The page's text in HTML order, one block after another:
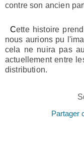
contre son ancien
Cette histoire prend un tournant bien plus important que
nous aurions pu
cela ne nuira pas
actuellement entre
distribution.
Partager